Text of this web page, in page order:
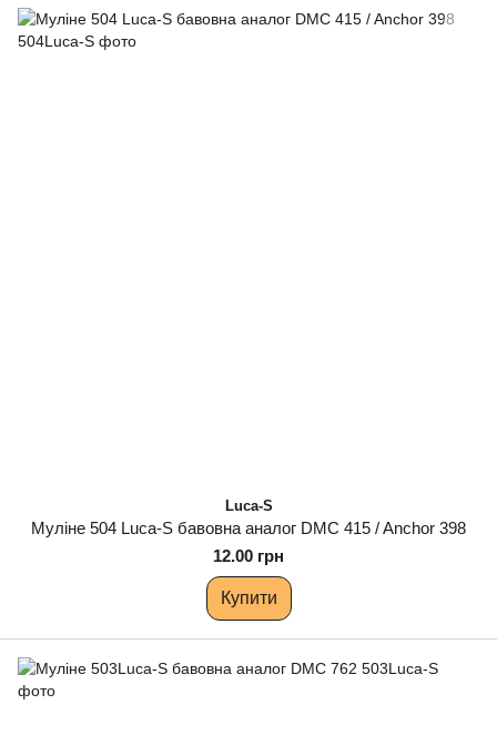
Luca-S
Муліне 504 Luca-S бавовна аналог DMC 415 / Anchor 398
12.00 грн
Купити